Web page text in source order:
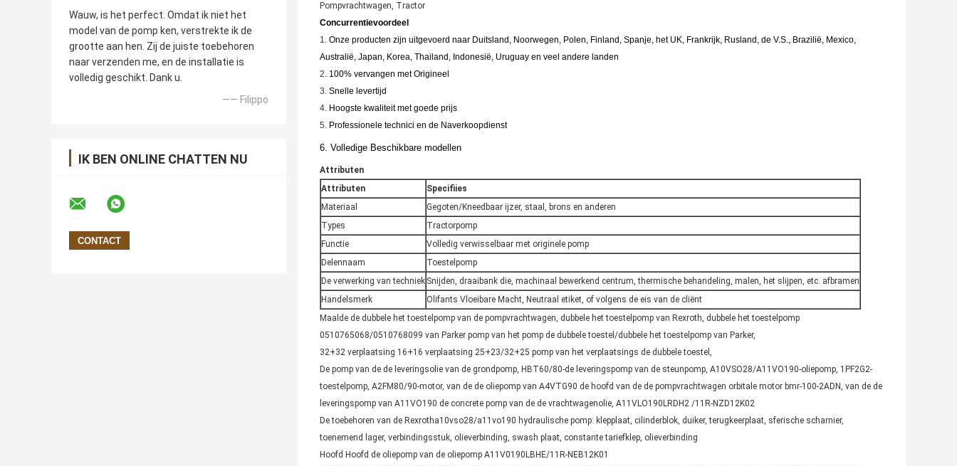
Wauw, is het perfect. Omdat ik niet het
model van de pomp ken, verstrekte ik de
grootte aan hen. Zij de juiste toebehoren
naar verzenden me, en de installatie is
volledig geschikt. Dank u.
—— Filippo
IK BEN ONLINE CHATTEN NU
Pompvrachtwagen, Tractor
Concurrentievoordeel
1. Onze producten zijn uitgevoerd naar Duitsland, Noorwegen, Polen, Finland, Spanje, het UK, Frankrijk, Rusland, de V.S., Brazilië, Mexico,
Australië, Japan, Korea, Thailand, Indonesië, Uruguay en veel andere landen
2. 100% vervangen met Origineel
3. Snelle levertijd
4. Hoogste kwaliteit met goede prijs
5. Professionele technici en de Naverkoopdienst
6. Volledige Beschikbare modellen
Attributen
Attributen
Specifiies
Materiaal
Gegoten/Kneedbaar ijzer, staal, brons en anderen
Types
Tractorpomp
Functie
Volledig verwisselbaar met originele pomp
Delennaam
Toestelpomp
De verwerking van techniek Snijden, draaibank die, machinaal bewerkend centrum, thermische behandeling, malen, het slijpen, etc. afbramen
Handelsmerk
Olifants Vloeibare Macht, Neutraal etiket, of volgens de eis van de cliënt
Maalde de dubbele het toestelpomp van de pompvrachtwagen, dubbele het toestelpomp van Rexroth, dubbele het toestelpomp
0510765068/0510768099 van Parker pomp van het pomp de dubbele toestel/dubbele het toestelpomp van Parker,
32+32 verplaatsing 16+16 verplaatsing 25+23/32+25 pomp van het verplaatsings de dubbele toestel,
De pomp van de de leveringsolie van de grondpomp, HBT60/80-de leveringspomp van de steunpomp, A10VSO28/A11VO190-oliepomp, 1PF2G2-
toestelpomp, A2FM80/90-motor, van de de oliepomp van A4VTG90 de hoofd van de de pompvrachtwagen orbitale motor bmr-100-2ADN, van de de
leveringspomp van A11VO190 de concrete pomp van de de vrachtwagenolie, A11VLO190LRDH2 /11R-NZD12K02
De toebehoren van de Rexrotha10vso28/a11vo190 hydraulische pomp: klepplaat, cilinderblok, duiker, terugkeerplaat, sferische scharnier,
toenemend lager, verbindingsstuk, olieverbinding, swash plaat, constante tariefklep, olieverbinding
Hoofd Hoofd de oliepomp van de oliepomp A11V0190LBHE/11R-NEB12K01